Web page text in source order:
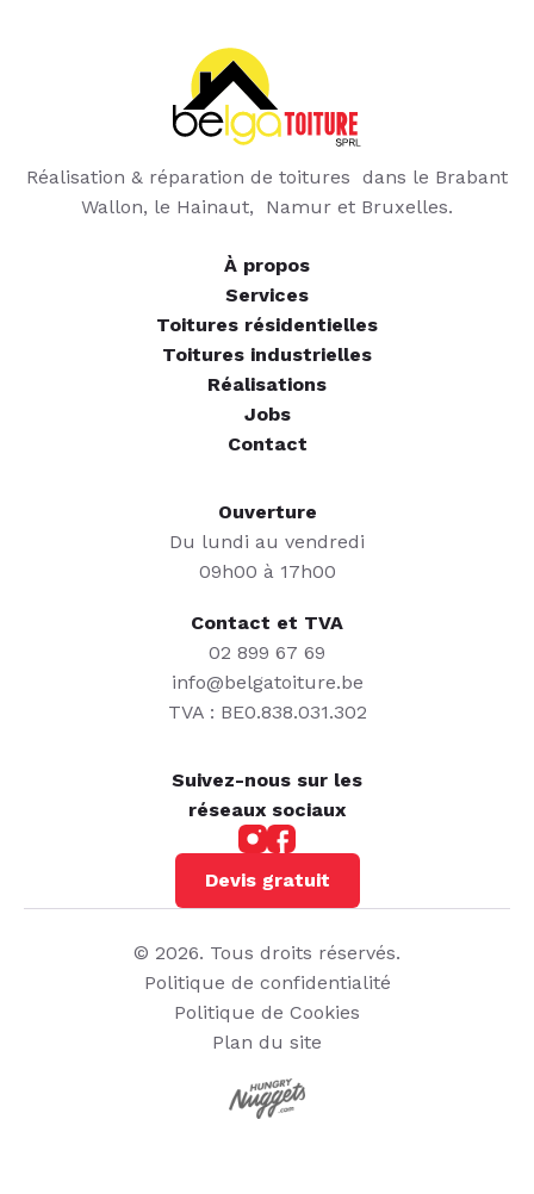
Réalisation & réparation de toitures dans le Brabant
Wallon, le Hainaut, Namur et Bruxelles.
À propos
Services
Toitures résidentielles
Toitures industrielles
Réalisations
Jobs
Contact
Ouverture
Du lundi au vendredi
09h00 à 17h00
Contact et TVA
02 899 67 69
info@belgatoiture.be
TVA : BE0.838.031.302
Suivez-nous sur les
réseaux sociaux
Devis gratuit
© 2026. Tous droits réservés.
Politique de confidentialité
Politique de Cookies
Plan du site